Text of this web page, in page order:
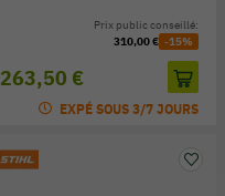
263,50 €
Prix public conseillé:
310,00 € -15%
EXPÉ SOUS 3/7 JOURS